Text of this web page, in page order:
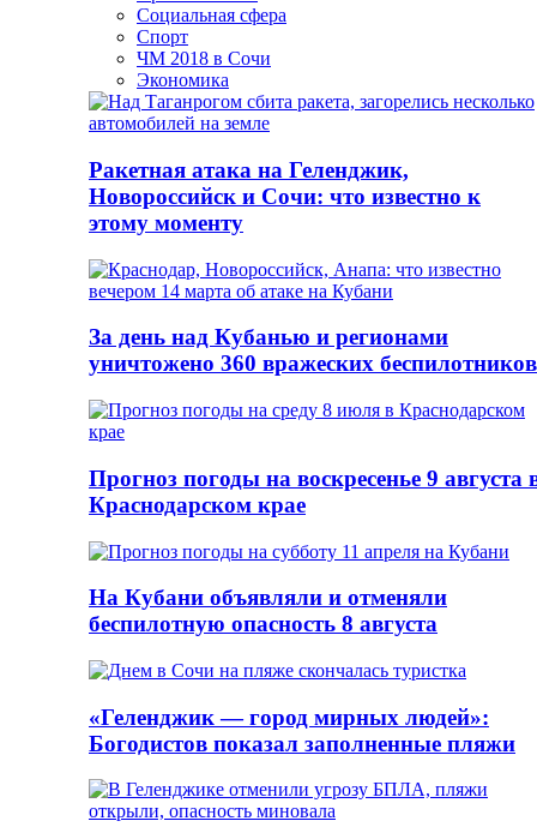
Социальная сфера
Спорт
ЧМ 2018 в Сочи
Экономика
Ракетная атака на Геленджик,
Новороссийск и Сочи: что известно к
этому моменту
За день над Кубанью и регионами
уничтожено 360 вражеских беспилотников
Прогноз погоды на воскресенье 9 августа
Краснодарском крае
На Кубани объявляли и отменяли
беспилотную опасность 8 августа
«Геленджик — город мирных людей»:
Богодистов показал заполненные пляжи